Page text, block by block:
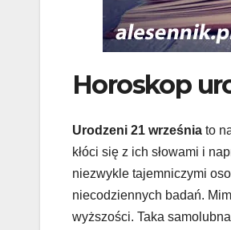
Horoskop
Urodzeni 21 września to
kłóci się z ich słowami i
niezwykle tajemniczymi
niecodziennych badań.
wyższości. Taka